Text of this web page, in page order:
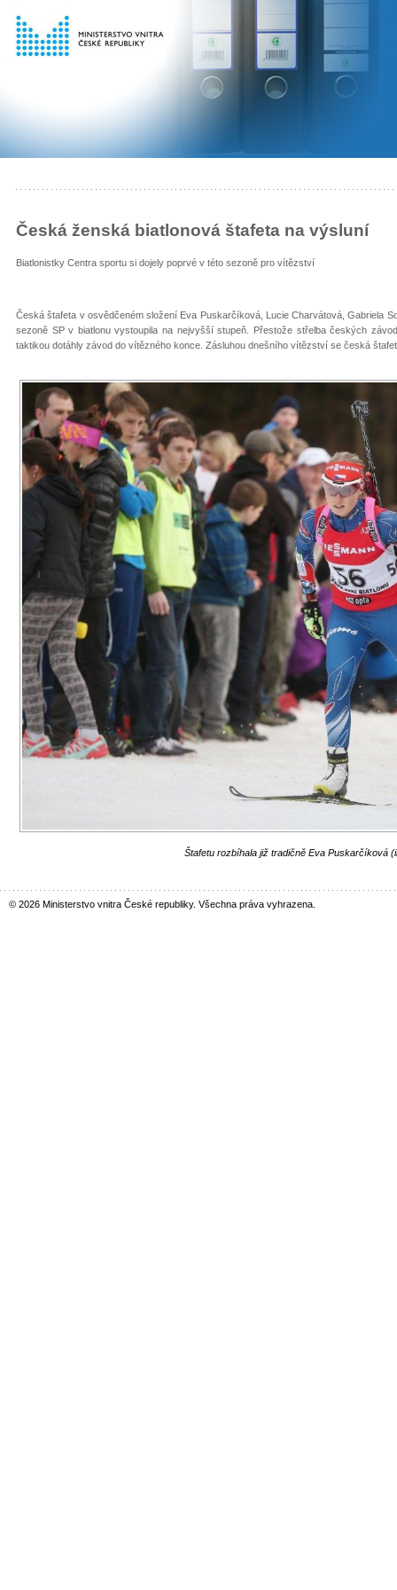
Česká ženská biatlonová štafeta na výsluní
Biatlonistky Centra sportu si dojely poprvé v této sezoně pro vítězství
Česká štafeta v osvědčeném složení Eva Puskarčíková, Lucie Charvátová, Gabriela
sezoně SP v biatlonu vystoupila na nejvyšší stupeň. Přestože střelba českých
taktikou dotáhly závod do vítězného konce. Zásluhou dnešního vítězství se česká
Štafetu rozbíhala již tradičně Eva Puskarčíková
© 2026 Ministerstvo vnitra České republiky. Všechna práva vyhrazena.